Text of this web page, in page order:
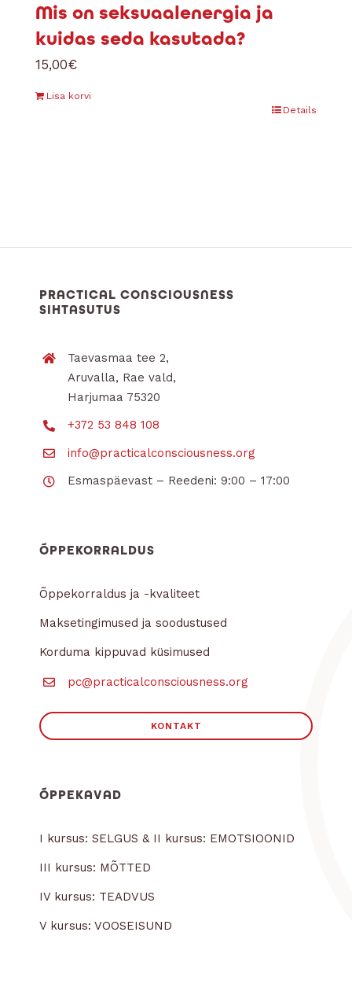
Mis on seksuaalenergia ja
kuidas seda kasutada?
15,00€
Lisa korvi
Details
PRACTICAL CONSCIOUSNESS
SIHTASUTUS
Taevasmaa tee 2,
Aruvalla, Rae vald,
Harjumaa 75320
+372 53 848 108
info@practicalconsciousness.org
Esmaspäevast – Reedeni: 9:00 – 17:00
ÕPPEKORRALDUS
Õppekorraldus ja -kvaliteet
Maksetingimused ja soodustused
Korduma kippuvad küsimused
pc@practicalconsciousness.org
KONTAKT
ÕPPEKAVAD
I kursus: SELGUS & II kursus: EMOTSIOONID
III kursus: MÕTTED
IV kursus: TEADVUS
V kursus: VOOSEISUND